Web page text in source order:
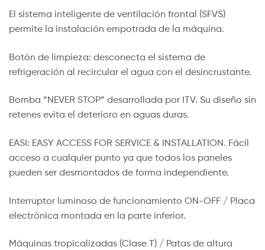
El sistema inteligente de ventilación frontal (SFVS)
permite la instalación empotrada de la máquina.
Botón de limpieza: desconecta el sistema de
refrigeración al recircular el agua con el desincrustante.
Bomba “NEVER STOP” desarrollada por ITV. Su diseño sin
retenes evita el deterioro en aguas duras.
EASI: EASY ACCESS FOR SERVICE & INSTALLATION. Fácil
acceso a cualquier punto ya que todos los paneles
pueden ser desmontados de forma independiente.
Interruptor luminoso de funcionamiento ON-OFF / Placa
electrónica montada en la parte inferior.
Máquinas tropicalizadas (Clase T) / Patas de altura